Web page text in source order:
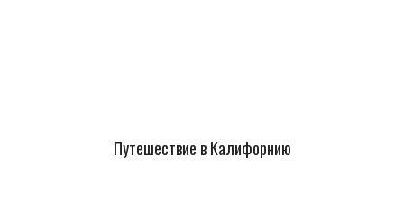
Путешествие в Калифорнию